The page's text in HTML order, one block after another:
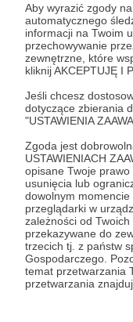
Aby wyrazić zgody
automatycznego
informacji na Twoim
przechowywanie
zewnętrzne, które
kliknij AKCEPTUJĘ I
Jeśli chcesz
dotyczące zbierania
"USTAWIENIA
Zgoda jest
USTAWIENIACH
opisane Twoje
usunięcia lub
dowolnym
przeglądarki w
zależności od
przekazywane do
trzecich tj. z państw
Gospodarczego.
temat przetwarzania
przetwarzania
Dołącz
Wesprzyj